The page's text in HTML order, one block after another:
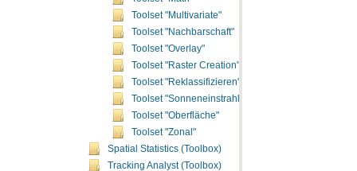
Toolset "Multivariate"
Toolset "Nachbarschaft"
Toolset "Overlay"
Toolset "Raster Creation"
Toolset "Reklassifizieren"
Toolset "Sonneneinstrahlung"
Toolset "Oberfläche"
Toolset "Zonal"
Spatial Statistics (Toolbox)
Tracking Analyst (Toolbox)